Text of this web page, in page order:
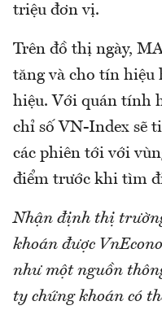
triệu đơn vị.
Trên đồ thị ngày,
tăng và cho tín hiệu
hiệu. Với quán tính
chỉ số VN-Index sẽ
các phiên tới với
điểm trước khi tìm
Nhận định thị
khoán được
như một nguồn
ty chứng khoán có